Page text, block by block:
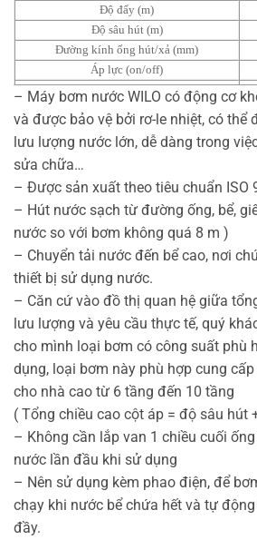
Độ đẩy (m)
Độ sâu hút (m)
Đường kính ống hút/xả (mm)
Áp lực (on/off)
Nguồn điện
Bảo hành
Xuất xứ
– Máy bơm nước WILO có động cơ
và được bảo vệ bởi rơ-le nhiệt, có thể
lưu lượng nước lớn, dễ dàng trong
sửa chữa…
– Được sản xuất theo tiêu chuẩn ISO
– Hút nước sạch từ đường ống, bể,
nước so với bơm không quá 8 m )
– Chuyển tải nước đến bể cao, nơi
thiết bị sử dụng nước.
– Căn cứ vào đồ thị quan hệ giữa
lưu lượng và yêu cầu thực tế, quý
cho mình loại bơm có công suất phù
dụng, loại bơm này phù hợp cung
cho nhà cao từ 6 tầng đến 10 tầng
( Tổng chiều cao cột áp = độ sâu hút
– Không cần lắp van 1 chiều cuối
nước lần đầu khi sử dụng
– Nên sử dụng kèm phao điện, để
chạy khi nước bể chứa hết và tự
đầy.